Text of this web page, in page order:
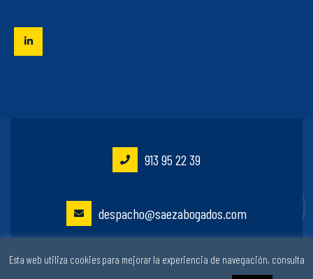
913 95 22 39
despacho@saezabogados.com
José de Abascal 53, 4º | Madrid
Esta web utiliza cookies para mejorar la experiencia de navegación, consulta